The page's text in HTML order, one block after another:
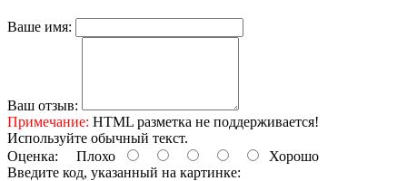
Ваше имя:
Ваш отзыв:
Примечание: HTML разметка не поддерживается!
Используйте обычный текст.
Оценка: Плохо
Хорошо
Введите код, указанный на картинке: